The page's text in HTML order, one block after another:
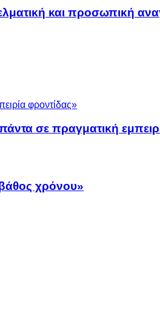
και προσωπική
σε πραγματική
χρόνου»